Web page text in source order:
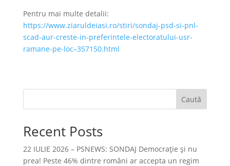
Pentru mai multe detalii:
https://www.ziaruldeiasi.ro/stiri/sondaj-psd-si-pnl-
scad-aur-creste-in-preferintele-electoratului-usr-
ramane-pe-loc–357150.html
Caută
Recent Posts
22 IULIE 2026 – PSNEWS: SONDAJ Democrație și nu
prea! Peste 46% dintre români ar accepta un regim